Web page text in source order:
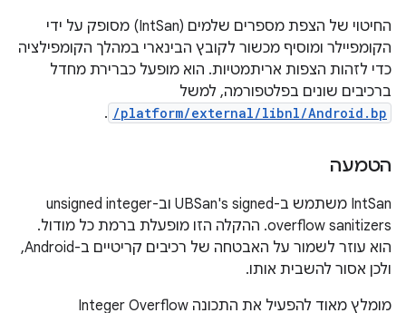
החיטוי של הצפת מספרים שלמים (IntSan) מסופק על ידי
הקומפיילר ומוסיף מכשור לקובץ הבינארי במהלך הקומפילציה
כדי לזהות הצפות אריתמטיות. הוא מופעל כברירת מחדל
ברכיבים שונים בפלטפורמה, למשל
/platform/external/libnl/Android.bp
.
הטמעה
‫IntSan משתמש ב-UBSan's signed וב-unsigned integer
overflow sanitizers. ההקלה הזו מופעלת ברמת כל מודול.
הוא עוזר לשמור על האבטחה של רכיבים קריטיים ב-Android,
ולכן אסור להשבית אותו.
מומלץ מאוד להפעיל את התכונה Integer Overflow